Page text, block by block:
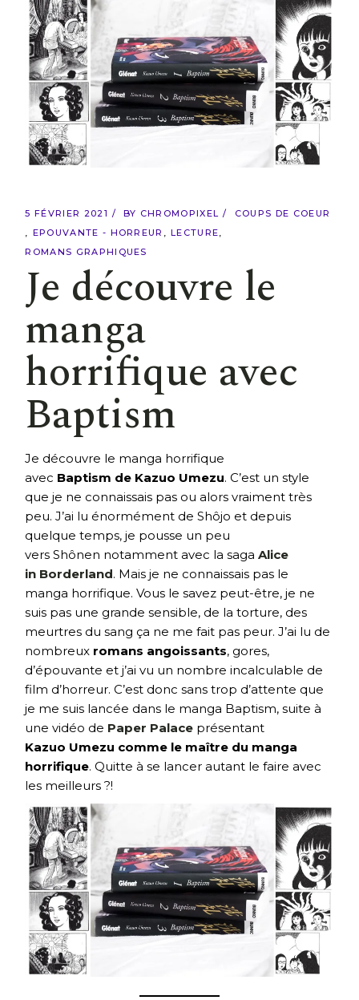
5 FÉVRIER 2021 BY CHROMOPIXEL
COUPS DE COEUR
EPOUVANTE - HORREUR
LECTURE
ROMANS GRAPHIQUES
Je découvre le
manga
horrifique avec
Baptism
Je découvre le manga horrifique
avec Baptism de Kazuo Umezu. C’est un style
que je ne connaissais pas ou alors vraiment très
peu. J’ai lu énormément de Shôjo et depuis
quelque temps, je pousse un peu
vers Shônen notamment avec la saga Alice
in Borderland. Mais je ne connaissais pas le
manga horrifique. Vous le savez peut-être, je ne
suis pas une grande sensible, de la torture, des
meurtres du sang ça ne me fait pas peur. J’ai lu de
nombreux romans angoissants, gores,
d’épouvante et j’ai vu un nombre incalculable de
film d’horreur. C’est donc sans trop d’attente que
je me suis lancée dans le manga Baptism, suite à
une vidéo de Paper Palace présentant
Kazuo Umezu comme le maître du manga
horrifique. Quitte à se lancer autant le faire avec
les meilleurs ?!